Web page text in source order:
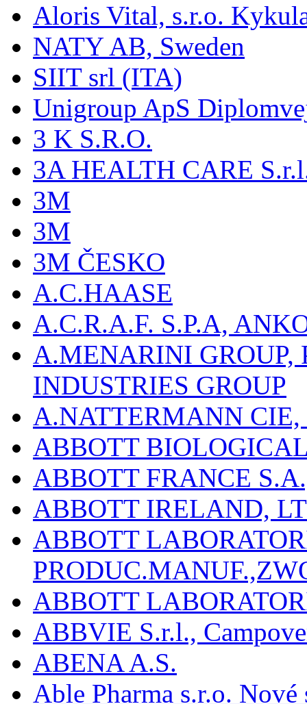
Aloris Vital, s.r.o.
NATY AB, Sweden
SIIT srl (ITA)
Unigroup ApS
3 K S.R.O.
3A HEALTH CARE
3M
3M
3M ČESKO
A.C.HAASE
A.C.R.A.F. S.P.A,
A.MENARINI
INDUSTRIES GROUP
A.NATTERMANN
ABBOTT
ABBOTT FRANCE
ABBOTT IRELAND,
ABBOTT
ABBOTT
ABBVIE S.r.l.,
ABENA A.S.
Able Pharma s.r.o.